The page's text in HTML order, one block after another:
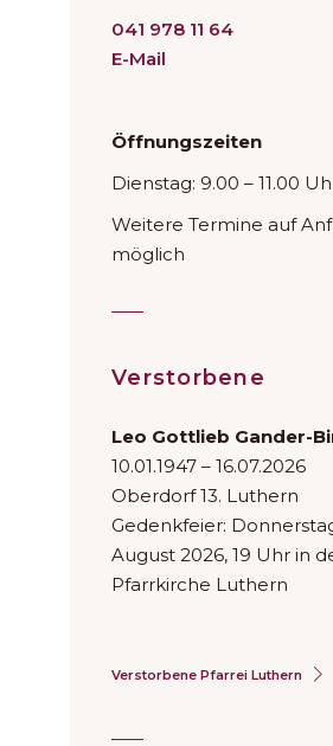
041 978 11 64
E-Mail
Öffnungszeiten
Dienstag: 9.00 – 11.00
Weitere Termine auf
möglich
Verstorbene
Leo Gottlieb Gander-
10.01.1947 – 16.07.2026
Oberdorf 13. Luthern
Gedenkfeier:
August 2026, 19 Uhr in
Pfarrkirche Luthern
Verstorbene Pfarrei Luthern